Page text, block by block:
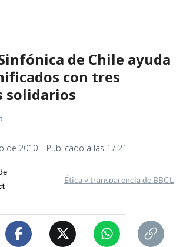
de Chile ayuda
con tres
solidarios
de 2010 | Publicado a las 17:21
Ética y transparencia de BBCL